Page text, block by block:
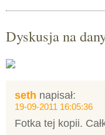
Dyskusja na
seth napisał:
19-09-2011 16:05:36
Fotka tej kopii.